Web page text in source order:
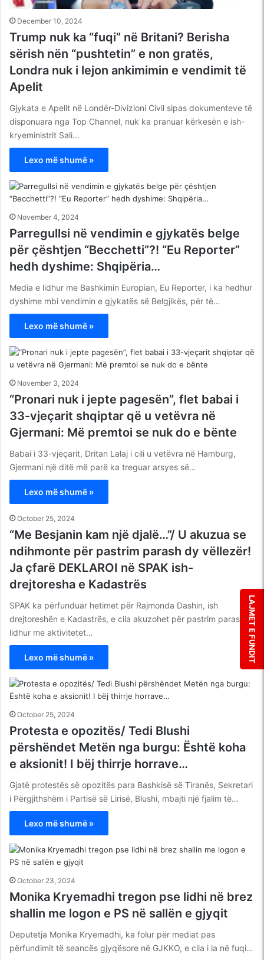
December 10, 2024
Trump nuk ka “fuqi” në Britani? Berisha
sërish nën “pushtetin” e non gratës,
Londra nuk i lejon ankimimin e vendimit të
Apelit
Gjykata e Apelit në Londër-Divizioni Civil sipas dokumenteve të
disponuara nga Top Channel, nuk ka pranuar kërkesën e ish-
kryeministrit Sali…
Lexo më shumë »
November 4, 2024
Parregullsi në vendimin e gjykatës belge
për çështjen “Becchetti”?! “Eu Reporter”
hedh dyshime: Shqipëria…
Media e lidhur me Bashkimin Europian, Eu Reporter, i ka hedhur
dyshime mbi vendimin e gjykatës së Belgjikës, për të…
Lexo më shumë »
November 3, 2024
“Pronari nuk i jepte pagesën”, flet babai i
33-vjeçarit shqiptar që u vetëvra në
Gjermani: Më premtoi se nuk do e bënte
Babai i 33-vjeçarit, Dritan Lalaj i cili u vetëvra në Hamburg,
Gjermani një ditë më parë ka treguar arsyes së…
Lexo më shumë »
October 25, 2024
“Me Besjanin kam një djalë…”/ U akuzua se
ndihmonte për pastrim parash dy vëllezër!
Ja çfarë DEKLAROI në SPAK ish-
drejtoresha e Kadastrës
SPAK ka përfunduar hetimet për Rajmonda Dashin, ish
drejtoreshën e Kadastrës, e cila akuzohet për pastrim parash
lidhur me aktivitetet…
Lexo më shumë »
October 25, 2024
Protesta e opozitës/ Tedi Blushi
përshëndet Metën nga burgu: Është koha
e aksionit! I bëj thirrje horrave…
Gjatë protestës së opozitës para Bashkisë së Tiranës, Sekretari
i Përgjithshëm i Partisë së Lirisë, Blushi, mbajti një fjalim të…
Lexo më shumë »
October 23, 2024
Monika Kryemadhi tregon pse lidhi në brez
shallin me logon e PS në sallën e gjyqit
Deputetja Monika Kryemadhi, ka folur për mediat pas
përfundimit të seancës gjyqësore në GJKKO, e cila i la në fuqi…
LAJMET E FUNDIT